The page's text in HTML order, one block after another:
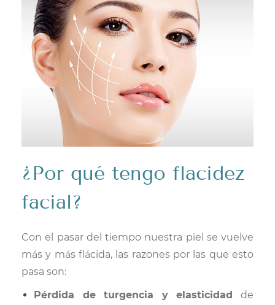
¿Por qué tengo flacidez
facial?
Con el pasar del tiempo nuestra piel se vuelve
más y más flácida, las razones por las que esto
pasa son:
Pérdida de turgencia y elasticidad de